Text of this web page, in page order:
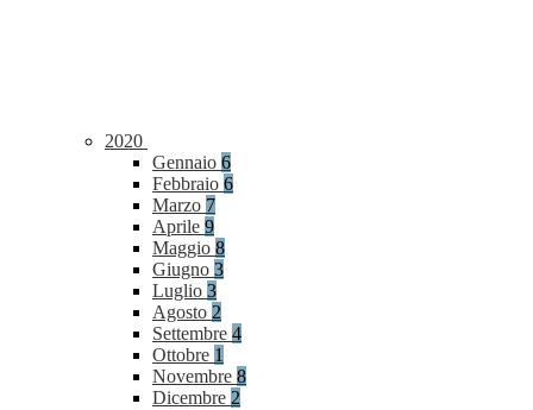
2020
Gennaio 6
Febbraio 6
Marzo 7
Aprile 9
Maggio 8
Giugno 3
Luglio 3
Agosto 2
Settembre 4
Ottobre 1
Novembre 8
Dicembre 2